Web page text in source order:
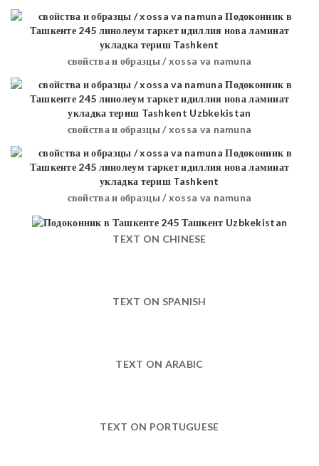
свойства и образцы / xossa va namuna
свойства и образцы / xossa va namuna
свойства и образцы / xossa va namuna
TEXT ON CHINESE
TEXT ON SPANISH
TEXT ON ARABIC
TEXT ON PORTUGUESE